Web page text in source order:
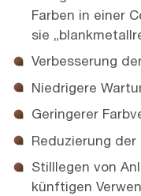
Farben in einer
sie
Verbesserung
Niedrigere
Geringerer
Reduzierung
Stilllegen von
künftigen